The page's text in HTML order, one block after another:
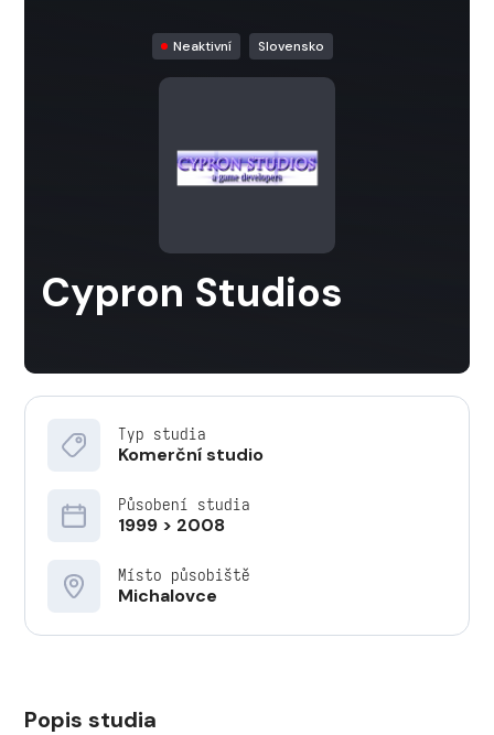
Neaktivní Slovensko
Cypron Studios
Typ studia
Komerční studio
Působení studia
1999 > 2008
Místo působiště
Michalovce
Popis studia